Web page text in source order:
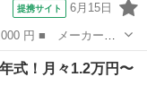
提携サイト 6月15日
ード名： ハイウ
Ｉ 片側パワースラ
式！月々1.2万円〜